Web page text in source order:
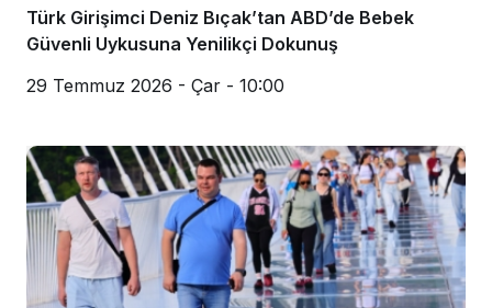
Türk Girişimci Deniz Bıçak’tan ABD’de Bebek
Güvenli Uykusuna Yenilikçi Dokunuş
29 Temmuz 2026 - Çar - 10:00